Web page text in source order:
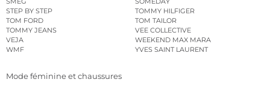
STEP BY STEP
TOMMY HILFIGER
TOM FORD
TOM TAILOR
TOMMY JEANS
VEE COLLECTIVE
VEJA
WEEKEND MAX MARA
WMF
YVES SAINT LAURENT
Mode féminine et chaussures